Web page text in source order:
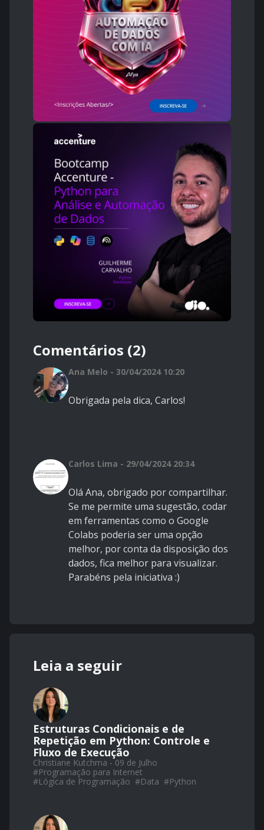
Comentários (2)
Ana Melo - 30/04/2024 10:20
Obrigada pela dica, Carlos!
Carlos Lima - 29/04/2024 20:34
Olá Ana, obrigado por compartilhar.
Se me permite uma sugestão, codar
em ferramentas como o Google
Colabs poderia ser uma opção
melhor, por conta da disposição dos
dados, fica melhor para visualizar.
Parabéns pela iniciativa :)
Leia a seguir
Estruturas Condicionais e de
Repetição em Python: Controle e
Fluxo de Execução
Christiane Kutchma - 09 de Julho
#Programação para Internet
#Lógica de Programação #Data #Python